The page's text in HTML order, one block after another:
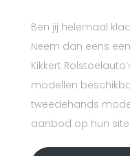
Ben jij helemaal
Neem dan eens
Kikkert
modellen
tweedehands
aanbod op hun site!